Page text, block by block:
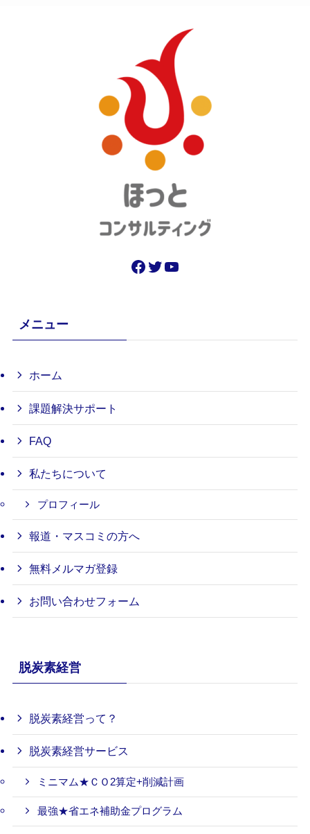
Facebook
Twitter
YouTube
メニュー
ホーム
課題解決サポート
FAQ
私たちについて
プロフィール
報道・マスコミの方へ
無料メルマガ登録
お問い合わせフォーム
脱炭素経営
脱炭素経営って？
脱炭素経営サービス
ミニマム★ＣＯ2算定+削減計画
最強★省エネ補助金プログラム